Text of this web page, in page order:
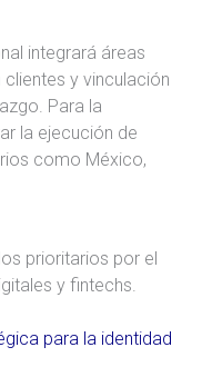
integrará áreas
y vinculación
Para la
la ejecución de
como México,
prioritarios por el
y fintechs.
para la identidad